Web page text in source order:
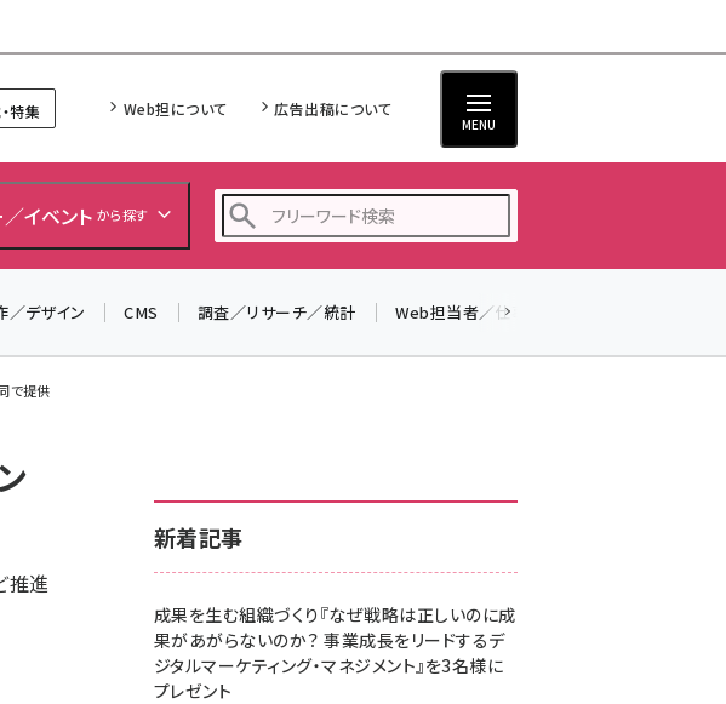
特集 Web担について 広告出稿について
MENU
イベント から探す
z世代 (1623)
meo (1277)
llmo (1166)
／デザイン CMS 調査／リサーチ／統計 Web担当者／仕事
で提供
推進
新着記事
成果を生む組織づくり『なぜ戦略は正しいのに成
果があがらないのか？ 事業成長をリードするデ
ジタルマーケティング・マネジメント』を3名様に
プレゼント